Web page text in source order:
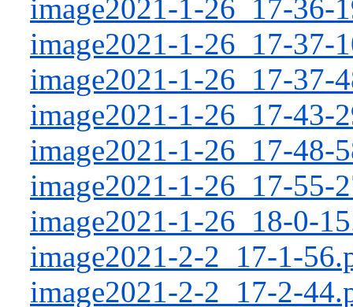
image2021-1-26_17-36-
image2021-1-26_17-37-
image2021-1-26_17-37-
image2021-1-26_17-43-
image2021-1-26_17-48-
image2021-1-26_17-55-
image2021-1-26_18-0-
image2021-2-2_17-1-
image2021-2-2_17-2-